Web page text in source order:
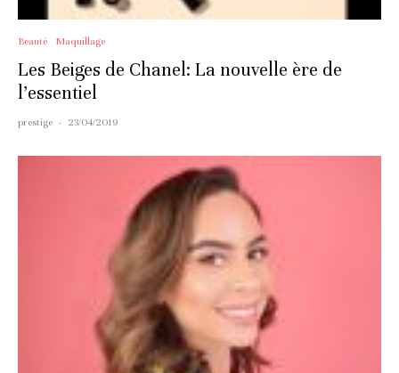
Beauté Maquillage
Les Beiges de Chanel: La nouvelle ère de
l’essentiel
prestige · 23/04/2019